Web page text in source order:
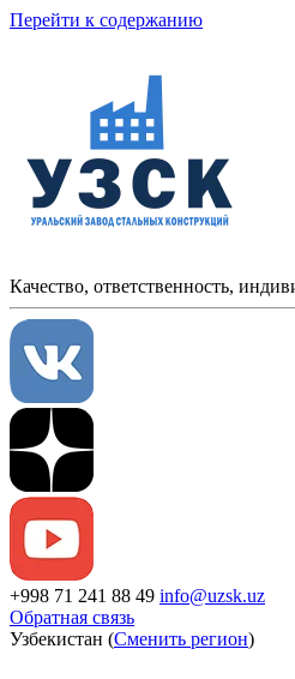
Перейти к содержанию
Качество, ответственность,
+998 71 241 88 49 info@uzsk.uz
Обратная связь
Узбекистан (Сменить регион)